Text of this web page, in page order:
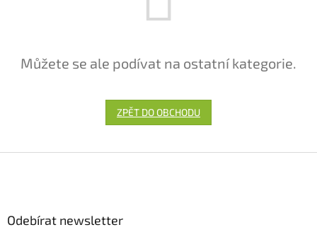
Můžete se ale podívat na ostatní kategorie.
ZPĚT DO OBCHODU
Odebírat newsletter